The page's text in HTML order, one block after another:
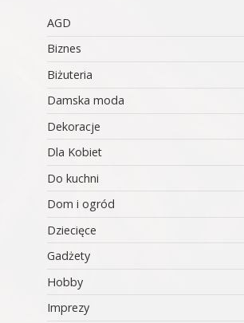
AGD
Biznes
Biżuteria
Damska moda
Dekoracje
Dla Kobiet
Do kuchni
Dom i ogród
Dziecięce
Gadżety
Hobby
Imprezy